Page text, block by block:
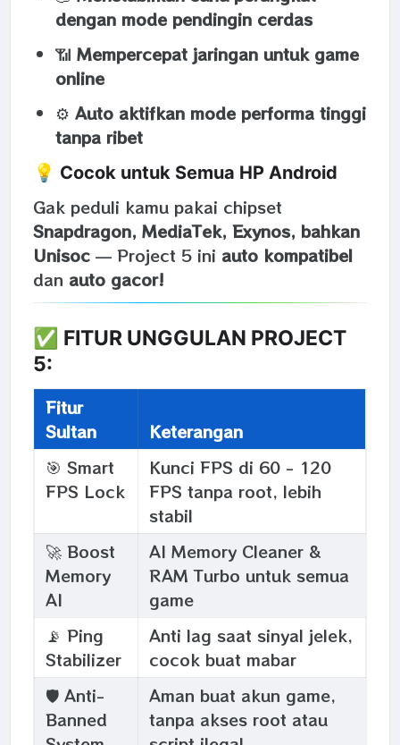
dengan mode pendingin cerdas
📶 Mempercepat jaringan untuk game
online
⚙️ Auto aktifkan mode performa tinggi
tanpa ribet
💡 Cocok untuk Semua HP Android
Gak peduli kamu pakai chipset
Snapdragon, MediaTek, Exynos, bahkan
Unisoc— Project 5 ini auto kompatibel
dan auto gacor!
✅ FITUR UNGGULAN PROJECT
5:
Fitur
Sultan
Keterangan
🎯 Smart
FPS Lock
Kunci FPS di 60 - 120
FPS tanpa root, lebih
stabil
🚀 Boost
Memory
AI
AI Memory Cleaner &
RAM Turbo untuk semua
game
📡 Ping
Stabilizer
Anti lag saat sinyal jelek,
cocok buat mabar
🛡️ Anti-
Banned
Aman buat akun game,
tanpa akses root atau